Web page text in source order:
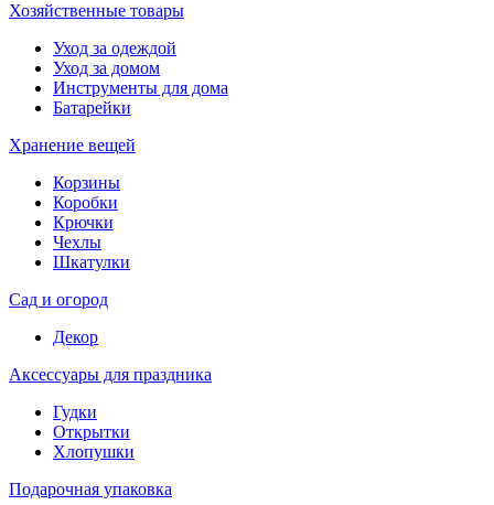
Хозяйственные товары
Уход за одеждой
Уход за домом
Инструменты для дома
Батарейки
Хранение вещей
Корзины
Коробки
Крючки
Чехлы
Шкатулки
Сад и огород
Декор
Аксессуары для праздника
Гудки
Открытки
Хлопушки
Подарочная упаковка